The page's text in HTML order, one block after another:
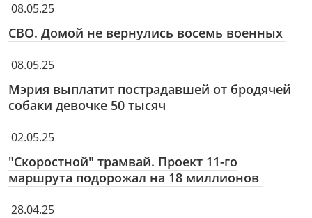
08.05.25
СВО. Домой не вернулись восемь военных
08.05.25
Мэрия выплатит пострадавшей от бродячей
собаки девочке 50 тысяч
02.05.25
"Скоростной" трамвай. Проект 11-го
маршрута подорожал на 18 миллионов
28.04.25